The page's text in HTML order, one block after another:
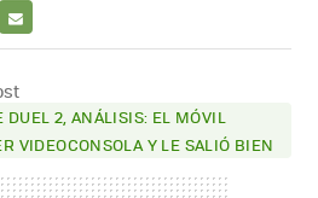
E-
MAIL
DUEL 2, ANÁLISIS: EL MÓVIL
VIDEOCONSOLA Y LE SALIÓ BIEN